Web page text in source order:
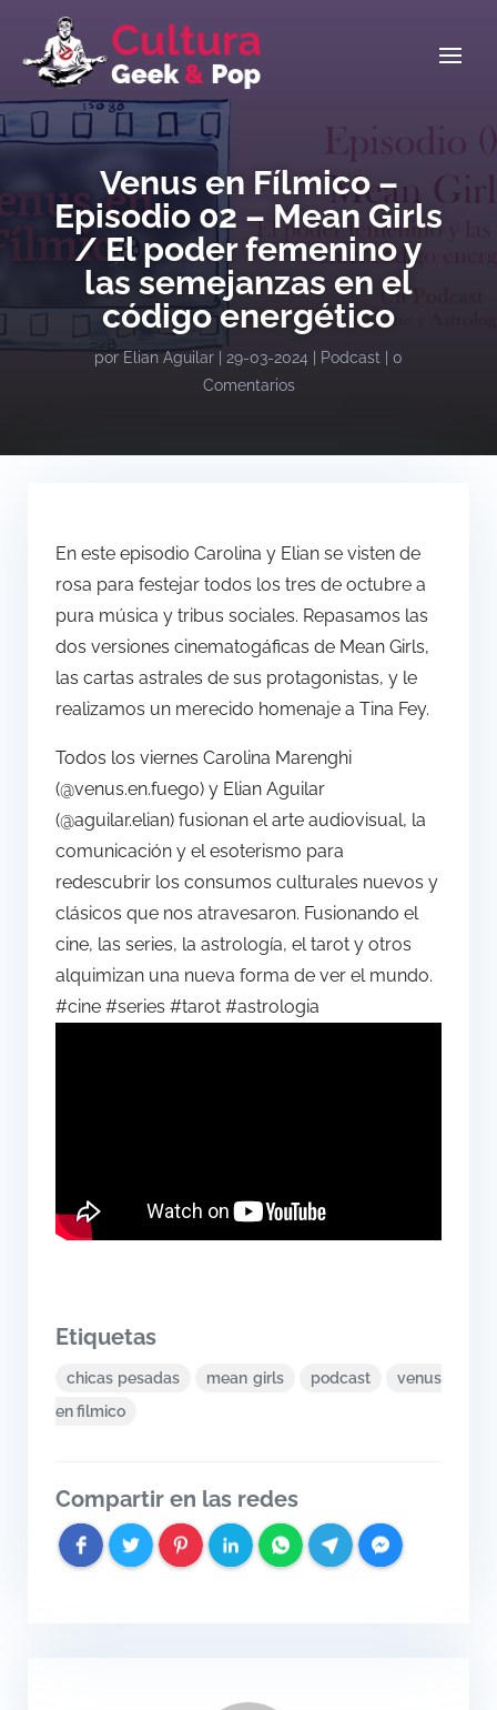
Venus en Fílmico –
Episodio 02 – Mean Girls
/ El poder femenino y
las semejanzas en el
código energético
por Elian Aguilar 29-03-2024 Podcast
0
Comentarios
En este episodio Carolina y Elian se visten de
rosa para festejar todos los tres de octubre a
pura música y tribus sociales. Repasamos las
dos versiones cinematogáficas de Mean Girls,
las cartas astrales de sus protagonistas, y le
realizamos un merecido homenaje a Tina Fey.
Todos los viernes Carolina Marenghi
(@venus.en.fuego) y Elian Aguilar
(@aguilar.elian) fusionan el arte audiovisual, la
comunicación y el esoterismo para
redescubrir los consumos culturales nuevos y
clásicos que nos atravesaron. Fusionando el
cine, las series, la astrología, el tarot y otros
alquimizan una nueva forma de ver el mundo.
#cine #series #tarot #astrologia
Etiquetas
chicas pesadas mean girls podcast
venus
en filmico
Compartir en las redes